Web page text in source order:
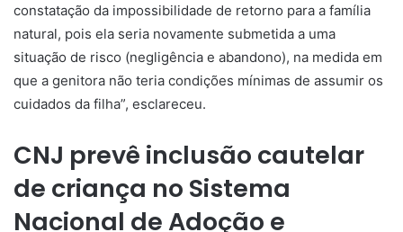
constatação da impossibilidade de retorno para a família
natural, pois ela seria novamente submetida a uma
situação de risco (negligência e abandono), na medida em
que a genitora não teria condições mínimas de assumir os
cuidados da filha”, esclareceu.
CNJ prevê inclusão cautelar
de criança no Sistema
Nacional de Adoção e